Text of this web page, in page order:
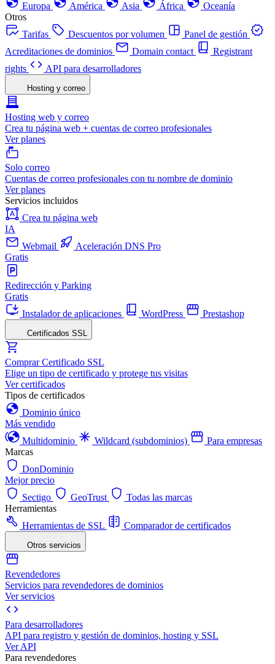
Europa
América Asia África
Oceanía
Otros
Tarifas
Descuentos por volumen
Panel de gestión
Acreditaciones de dominios
Domain contact
Registrant
rights
API para desarrolladores
Hosting y correo
Hosting web y correo
Crea tu página web + cuentas de correo profesionales
Ver planes
Solo correo
Cuentas de correo profesionales con tu nombre de dominio
Ver planes
Servicios incluidos
Crea tu página web
IA
Webmail
Aceleración DNS Pro
Gratis
Redirección y Parking
Gratis
Instalador de aplicaciones
WordPress Prestashop
Certificados SSL
Comprar Certificado SSL
Elige un tipo de certificado y protege tus visitas
Ver certificados
Tipos de certificados
Dominio único
Más vendido
Multidominio
Wildcard (subdominios)
Para empresas
Marcas
DonDominio
Mejor precio
Sectigo
GeoTrust
Todas las marcas
Herramientas
Herramientas de SSL
Comparador de certificados
Otros servicios
Revendedores
Servicios para revendedores de dominios
Ver servicios
Para desarrolladores
API para registro y gestión de dominios, hosting y SSL
Ver API
Para revendedores